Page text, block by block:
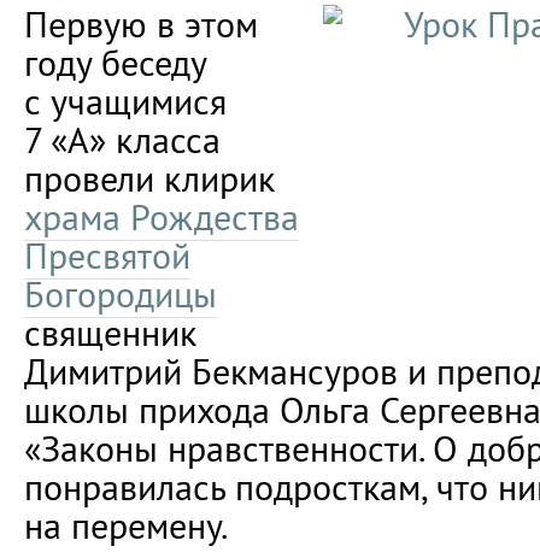
Первую в этом
году беседу
с учащимися
7 «А» класса
провели клирик
храма Рождества
Пресвятой
Богородицы
священник
Димитрий Бекмансуров и
школы прихода Ольга
«Законы нравственности. О
понравилась подросткам, что
на перемену.